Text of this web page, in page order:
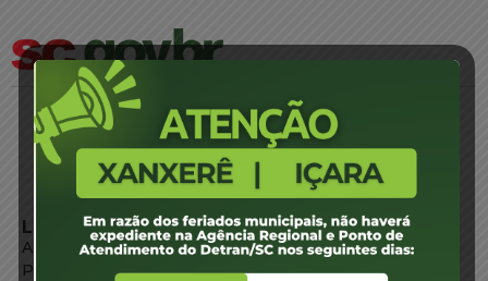
LINKS EXTERNOS
Agência de Notícias
Portal de Serviços